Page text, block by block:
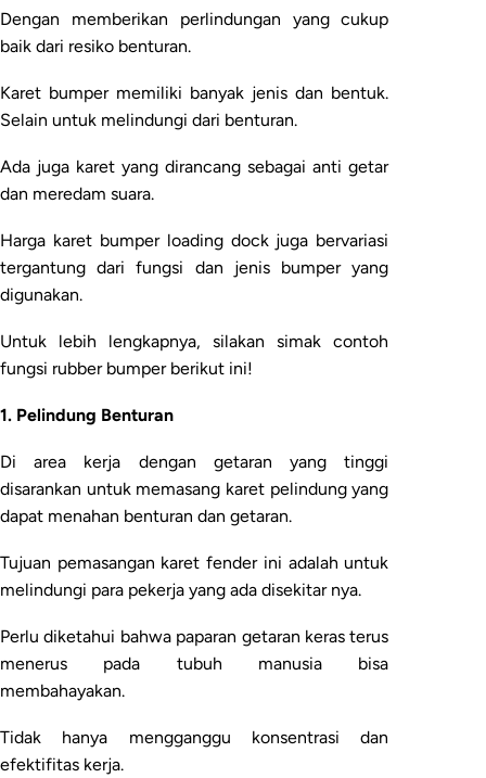
Dengan memberikan perlindungan yang cukup
baik dari resiko benturan.
Karet bumper memiliki banyak jenis dan bentuk.
Selain untuk melindungi dari benturan.
Ada juga karet yang dirancang sebagai anti getar
dan meredam suara.
Harga karet bumper loading dock juga bervariasi
tergantung dari fungsi dan jenis bumper yang
digunakan.
Untuk lebih lengkapnya, silakan simak contoh
fungsi rubber bumper berikut ini!
1. Pelindung Benturan
Di area kerja dengan getaran yang tinggi
disarankan untuk memasang karet pelindung yang
dapat menahan benturan dan getaran.
Tujuan pemasangan karet fender ini adalah untuk
melindungi para pekerja yang ada disekitar nya.
Perlu diketahui bahwa paparan getaran keras terus
menerus pada tubuh manusia bisa
membahayakan.
Tidak hanya mengganggu konsentrasi dan
efektifitas kerja.